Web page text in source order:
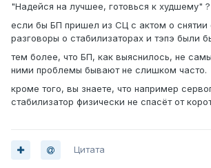
"Надейся на лучшее, готовься к худшему" ?
если бы БП пришел из СЦ с актом о снятии
разговоры о стабилизаторах и тэпэ были
тем более, что БП, как выяснилось, не
ними проблемы бывают не слишком часто.
кроме того, вы знаете, что например
стабилизатор физически не спасёт от
Цитата